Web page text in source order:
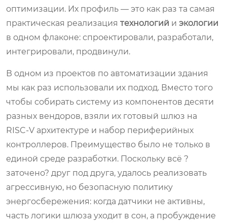
оптимизации. Их профиль — это как раз та самая
практическая реализация технологий и экологии
в одном флаконе: спроектировали, разработали,
интегрировали, продвинули.
В одном из проектов по автоматизации здания
мы как раз использовали их подход. Вместо того
чтобы собирать систему из компонентов десяти
разных вендоров, взяли их готовый шлюз на
RISC-V архитектуре и набор периферийных
контроллеров. Преимущество было не только в
единой среде разработки. Поскольку всё ?
заточено? друг под друга, удалось реализовать
агрессивную, но безопасную политику
энергосбережения: когда датчики не активны,
часть логики шлюза уходит в сон, а пробуждение